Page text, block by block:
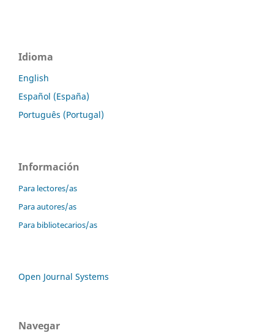
Idioma
English
Español (España)
Português (Portugal)
Información
Para lectores/as
Para autores/as
Para bibliotecarios/as
Open Journal Systems
Navegar